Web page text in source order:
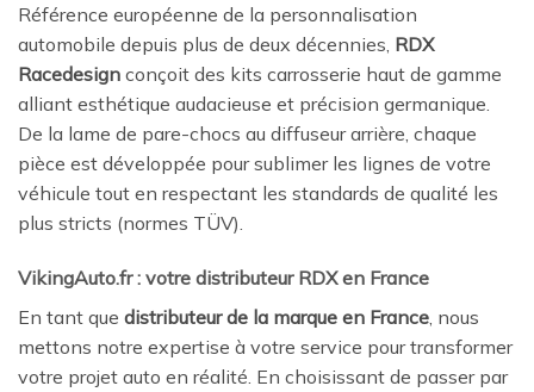
Référence européenne de la personnalisation
automobile depuis plus de deux décennies, RDX
Racedesign conçoit des kits carrosserie haut de gamme
alliant esthétique audacieuse et précision germanique.
De la lame de pare-chocs au diffuseur arrière, chaque
pièce est développée pour sublimer les lignes de votre
véhicule tout en respectant les standards de qualité les
plus stricts (normes TÜV).
VikingAuto.fr : votre distributeur RDX en France
En tant que distributeur de la marque en France , nous
mettons notre expertise à votre service pour transformer
votre projet auto en réalité. En choisissant de passer par